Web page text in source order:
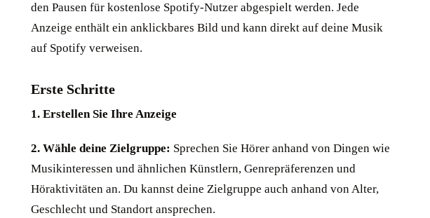
den Pausen für kostenlose Spotify-Nutzer abgespielt werden. Jede
Anzeige enthält ein anklickbares Bild und kann direkt auf deine Musik
auf Spotify verweisen.
Erste Schritte
1. Erstellen Sie Ihre Anzeige
2. Wähle deine Zielgruppe: Sprechen Sie Hörer anhand von Dingen wie
Musikinteressen und ähnlichen Künstlern, Genrepräferenzen und
Höraktivitäten an. Du kannst deine Zielgruppe auch anhand von Alter,
Geschlecht und Standort ansprechen.